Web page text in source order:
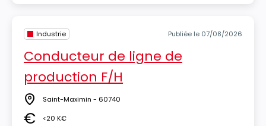
Industrie Publiée le 07/08/2026
Conducteur de ligne de
production F/H
Lieu Saint-Maximin - 60740
<20 K€